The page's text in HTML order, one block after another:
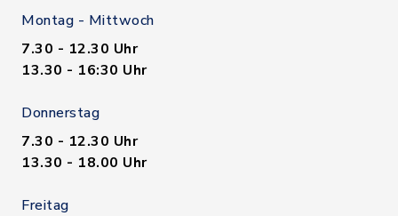
Montag - Mittwoch
7.30 - 12.30 Uhr
13.30 - 16:30 Uhr
Donnerstag
7.30 - 12.30 Uhr
13.30 - 18.00 Uhr
Freitag